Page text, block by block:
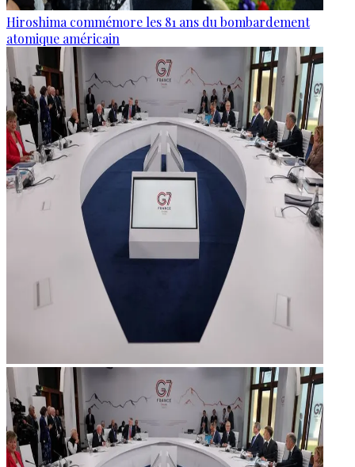
Hiroshima commémore les 81 ans du bombardement
atomique américain